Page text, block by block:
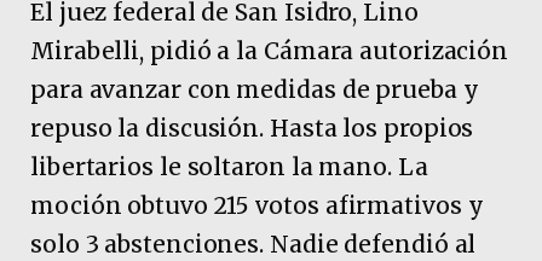
El juez federal de San Isidro, Lino
Mirabelli, pidió a la Cámara autorización
para avanzar con medidas de prueba y
repuso la discusión. Hasta los propios
libertarios le soltaron la mano. La
moción obtuvo 215 votos afirmativos y
solo 3 abstenciones. Nadie defendió al